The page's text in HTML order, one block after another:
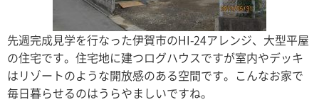
先週完成見学を行なった伊賀市のHI-24アレンジ、大型平屋
の住宅です。住宅地に建つログハウスですが室内やデッキ
はリゾートのような開放感のある空間です。こんなお家で
毎日暮らせるのはうらやましいですね。